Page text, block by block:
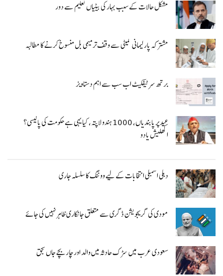
مشکل حالات کے سبب بہار کی بیٹیاں تعلیم سے دور
مشترکہ پارلیمانی کمیٹی سے وقف ترمیمی بل منسوخ کرنے کا مطالبہ
برتھ سرٹیفکیٹ اب سب سے اہم دستاویز
عید پر پابندیاں، 1000 ہندو لاپتہ، کیا یہی ہے حکومت کی پالیسی؟
اکھلیش یادو
دہلی اسمبلی انتخابات کے لیے ووٹنگ کا سلسلہ جاری
مودی کی گریجویشن ڈگری سے متعلق جانکاری ظاہر نہیں کی جائے
سعودی عرب میں سڑک حادثہ میں والد اورچار بچے جاں بحق